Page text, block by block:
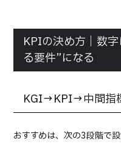
KPIの決め方｜数
る要件”になる
KGI→KPI→中間指
おすすめは、次の3段階で設